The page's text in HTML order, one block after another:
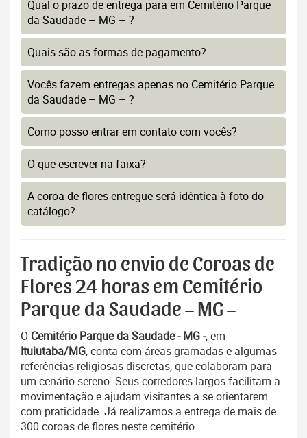
Qual o prazo de entrega para em Cemitério Parque
da Saudade – MG – ?
Quais são as formas de pagamento?
Vocês fazem entregas apenas no Cemitério Parque
da Saudade – MG – ?
Como posso entrar em contato com vocês?
O que escrever na faixa?
A coroa de flores entregue será idêntica à foto do
catálogo?
Tradição no envio de Coroas de
Flores 24 horas em Cemitério
Parque da Saudade – MG –
O Cemitério Parque da Saudade - MG -, em
Ituiutaba/MG, conta com áreas gramadas e algumas
referências religiosas discretas, que colaboram para
um cenário sereno. Seus corredores largos facilitam a
movimentação e ajudam visitantes a se orientarem
com praticidade. Já realizamos a entrega de mais de
300 coroas de flores neste cemitério.